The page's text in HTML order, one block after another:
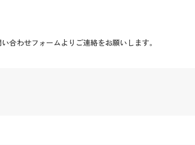
合わせフォームよりご連絡をお願いします。